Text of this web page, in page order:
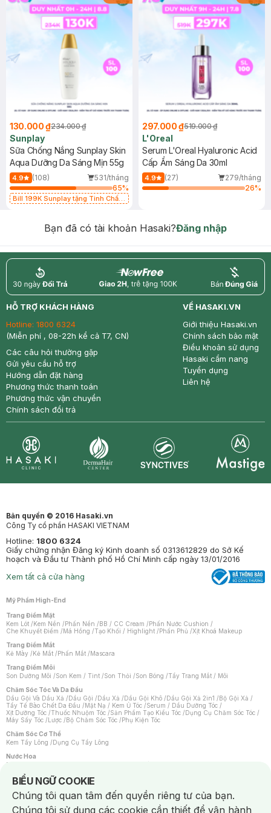
130.000 ₫234.000 ₫
Sunplay
Sữa Chống Nắng Sunplay Skin
Aqua Dưỡng Da Sáng Mịn 55g
4.9 (108)
531/tháng
65%
Bill 199K Sunplay tặng Tinh Chất
297.000 ₫519.000 ₫
L'Oreal
Serum L'Oreal Hyaluronic Acid
Cấp Ẩm Sáng Da 30ml
4.9 (27)
279/tháng
26%
Bạn đã có tài khoản Hasaki?Đăng nhập
return nowfree price
HỖ TRỢ KHÁCH HÀNG
Hotline: 1800 6324
(Miễn phí , 08-22h kể cả T7, CN)
Các câu hỏi thường gặp
Gửi yêu cầu hỗ trợ
Hướng dẫn đặt hàng
Phương thức thanh toán
Phương thức vận chuyển
Chính sách đổi trả
VỀ HASAKI.VN
Giới thiệu Hasaki.vn
Chính sách bảo mật
Điều khoản sử dụng
Hasaki cẩm nang
Tuyển dụng
Liên hệ
Bản quyền © 2016 Hasaki.vn
Công Ty cổ phần HASAKI VIETNAM
Hotline: 1800 6324
Giấy chứng nhận Đăng ký Kinh doanh số 0313612829 do Sở Kế
hoạch và Đầu tư Thành phố Hồ Chí Minh cấp ngày 13/01/2016
Xem tất cả cửa hàng
Mỹ Phẩm High-End
Trang Điểm Mặt
Kem Lót /Kem Nền /Phấn Nền /BB / CC Cream /Phấn Nước Cushion /
Che Khuyết Điểm /Má Hồng /Tạo Khối / Highlight /Phấn Phủ /Xịt Khoá Makeup
Trang Điểm Mắt
Kẻ Mày /Kẻ Mắt /Phấn Mắt /Mascara
Trang Điểm Môi
Son Dưỡng Môi /Son Kem / Tint /Son Thỏi /Son Bóng /Tẩy Trang Mắt / Môi
Chăm Sóc Tóc Và Da Đầu
Dầu Gội Và Dầu Xả /Dầu Gội /Dầu Xả /Dầu Gội Khô /Dầu Gội Xả 2in1 /Bộ Gội Xả /
Tẩy Tế Bào Chết Da Đầu /Mặt Nạ / Kem Ủ Tóc /Serum / Dầu Dưỡng Tóc /
Xịt Dưỡng Tóc /Thuốc Nhuộm Tóc /Sản Phẩm Tạo Kiểu Tóc /Dụng Cụ Chăm Sóc Tóc /
Máy Sấy Tóc /Lược /Bộ Chăm Sóc Tóc /Phụ Kiện Tóc
Chăm Sóc Cơ Thể
Kem Tẩy Lông /Dụng Cụ Tẩy Lông
Nước Hoa
Nước Hoa Nữ
Chăm Sóc Cá Nhân
Chống Muỗi /Khẩu Trang /Máy Massage/Mặt Nạ Xông Hơi /Nước Rửa Tay/
Sản Phẩm Chăm Sóc Khác /Bàn Chải Đánh Răng /Bàn Chải Điện/
Hỗ Trợ Trắng Răng/Kem Đánh Răng /Máy Tăm Nước/ Nước Súc Miệng/
BIỂU NGỮ COOKIE
Notice about cookies usage
Chúng tôi quan tâm đến quyền riêng tư của bạn.
Chúng tôi sử dụng các cookie cần thiết để vận hành